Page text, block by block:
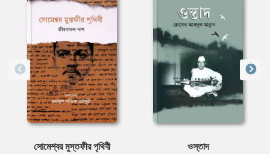
সোমেশ্বর মুস্তফীর পৃথিবী
ওস্তাদ